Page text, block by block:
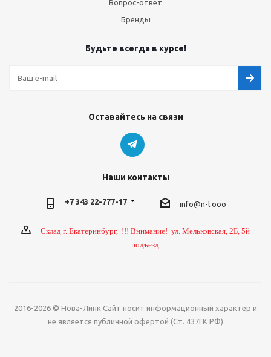
Вопрос-ответ
Бренды
Будьте всегда в курсе!
Оставайтесь на связи
Наши контакты
+7 343 22-777-17 info@n-l.ooo
Склад г. Екатеринбург, !!! Внимание! ул. Мельковская, 2Б, 5й
подъезд
2016-2026 © Нова-Линк Сайт носит информационный характер и
не является публичной офертой (Ст. 437ГК РФ)